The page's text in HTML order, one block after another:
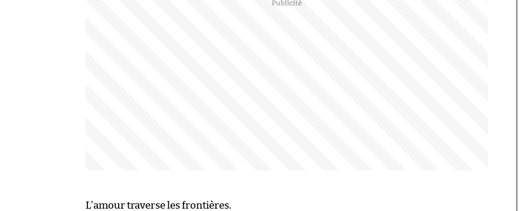
L’amour traverse les frontières.